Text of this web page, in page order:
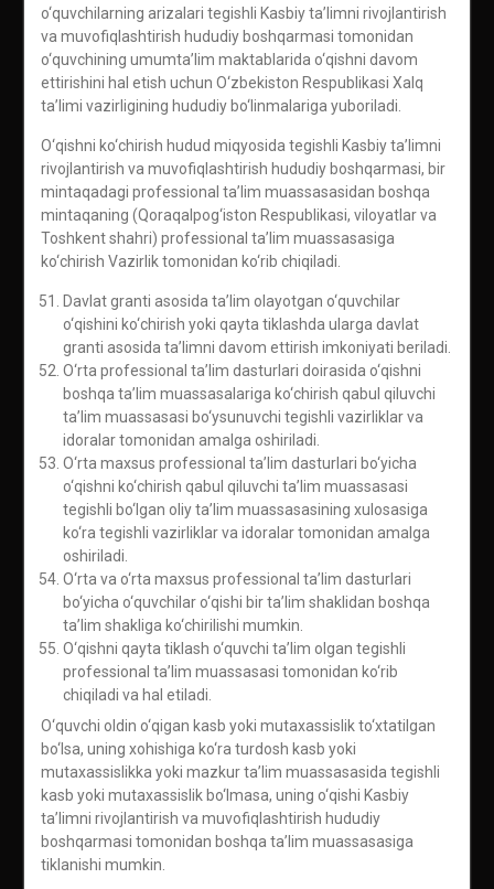
o‘quvchilarning arizalari tegishli Kasbiy ta’limni rivojlantirish
va muvofiqlashtirish hududiy boshqarmasi tomonidan
o‘quvchining umumta’lim maktablarida o‘qishni davom
ettirishini hal etish uchun O‘zbekiston Respublikasi Xalq
ta’limi vazirligining hududiy bo‘linmalariga yuboriladi.
O‘qishni ko‘chirish hudud miqyosida tegishli Kasbiy ta’limni
rivojlantirish va muvofiqlashtirish hududiy boshqarmasi, bir
mintaqadagi professional ta’lim muassasasidan boshqa
mintaqaning (Qoraqalpog‘iston Respublikasi, viloyatlar va
Toshkent shahri) professional ta’lim muassasasiga
ko‘chirish Vazirlik tomonidan ko‘rib chiqiladi.
Davlat granti asosida ta’lim olayotgan o‘quvchilar
o‘qishini ko‘chirish yoki qayta tiklashda ularga davlat
granti asosida ta’limni davom ettirish imkoniyati beriladi.
O‘rta professional ta’lim dasturlari doirasida o‘qishni
boshqa ta’lim muassasalariga ko‘chirish qabul qiluvchi
ta’lim muassasasi bo‘ysunuvchi tegishli vazirliklar va
idoralar tomonidan amalga oshiriladi.
O‘rta maxsus professional ta’lim dasturlari bo‘yicha
o‘qishni ko‘chirish qabul qiluvchi ta’lim muassasasi
tegishli bo‘lgan oliy ta’lim muassasasining xulosasiga
ko‘ra tegishli vazirliklar va idoralar tomonidan amalga
oshiriladi.
O‘rta va o‘rta maxsus professional ta’lim dasturlari
bo‘yicha o‘quvchilar o‘qishi bir ta’lim shaklidan boshqa
ta’lim shakliga ko‘chirilishi mumkin.
O‘qishni qayta tiklash o‘quvchi ta’lim olgan tegishli
professional ta’lim muassasasi tomonidan ko‘rib
chiqiladi va hal etiladi.
O‘quvchi oldin o‘qigan kasb yoki mutaxassislik to‘xtatilgan
bo‘lsa, uning xohishiga ko‘ra turdosh kasb yoki
mutaxassislikka yoki mazkur ta’lim muassasasida tegishli
kasb yoki mutaxassislik bo‘lmasa, uning o‘qishi Kasbiy
ta’limni rivojlantirish va muvofiqlashtirish hududiy
boshqarmasi tomonidan boshqa ta’lim muassasasiga
tiklanishi mumkin.